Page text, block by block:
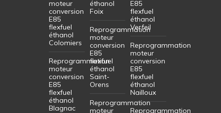
moteur
conversion
E85
flexfuel
éthanol
Colomiers
Reprogrammation
moteur
conversion
E85
flexfuel
éthanol
Blagnac
éthanol
Foix
Reprogrammation
moteur
conversion
E85
flexfuel
éthanol
Saint-
Orens
Reprogrammation
moteur
E85
flexfuel
éthanol
Verfeil
Reprogrammation
moteur
conversion
E85
flexfuel
éthanol
Nailloux
Reprogrammation